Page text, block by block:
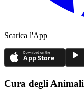
Scarica l'App
Download on the
App Store
Cura degli Animali